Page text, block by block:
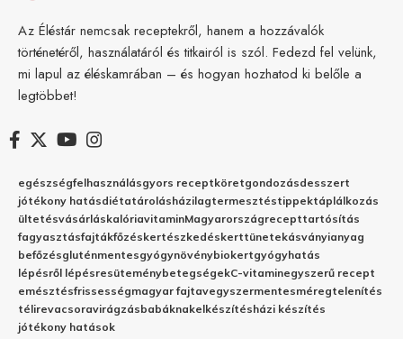
Az Éléstár nemcsak receptekről, hanem a hozzávalók
történetéről, használatáról és titkairól is szól. Fedezd fel velünk,
mi lapul az éléskamrában – és hogyan hozhatod ki belőle a
legtöbbet!
egészségfelhasználásgyors receptköretgondozásdesszert
jótékony hatásdiétatárolásházilagtermesztéstippektáplálkozás
ültetésvásárláskalóriavitaminMagyarországrecepttartósítás
fagyasztásfajtákfőzéskertészkedéskerttünetekásványianyag
befőzésgluténmentesgyógynövénybiokertgyógyhatás
lépésről lépésresüteménybetegségekC-vitaminegyszerű recept
emésztésfrissességmagyar fajtavegyszermentesméregtelenítés
télirevacsoravirágzásbabáknakelkészítésházi készítés
jótékony hatások